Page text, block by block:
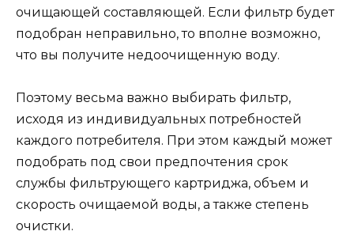
очищающей составляющей. Если фильтр будет
подобран неправильно, то вполне возможно,
что вы получите недоочищенную воду.
Поэтому весьма важно выбирать фильтр,
исходя из индивидуальных потребностей
каждого потребителя. При этом каждый может
подобрать под свои предпочтения срок
службы фильтрующего картриджа, объем и
скорость очищаемой воды, а также степень
очистки.